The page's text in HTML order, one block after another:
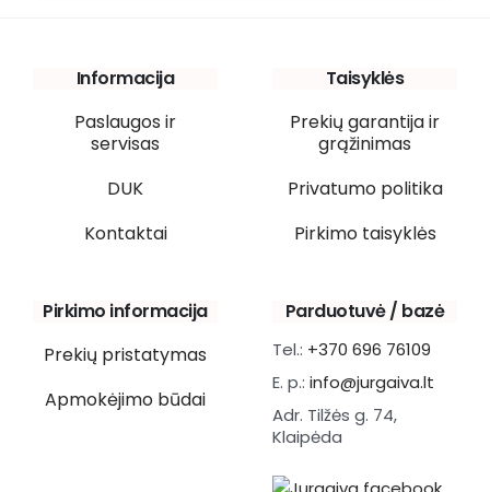
Informacija
Paslaugos ir
servisas
DUK
Kontaktai
Taisyklės
Prekių garantija ir
grąžinimas
Privatumo politika
Pirkimo taisyklės
Pirkimo informacija
Prekių pristatymas
Apmokėjimo būdai
Parduotuvė / bazė
Tel.: +370 696 76109
E. p.: info@jurgaiva.lt
Adr. Tilžės g. 74,
Klaipėda